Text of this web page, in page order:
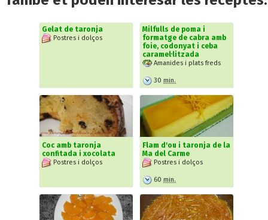
Gelat de taronja
Postres i dolços
Milfulls de poma i
formatge de cabra amb
foie, codonyat i ceba
caramel·litzada
Amanides i plats freds
30 min.
Coc amb taronja
confitada i xocolata
Postres i dolços
Flam d'ou i taronja de la
Ma del Carme
Postres i dolços
60 min.